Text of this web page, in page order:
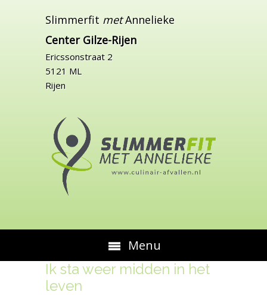
Slimmerfit metAnnelieke
Center Gilze-Rijen
Ericssonstraat 2
5121 ML
Rijen
Menu
Ik sta weer midden in het
leven